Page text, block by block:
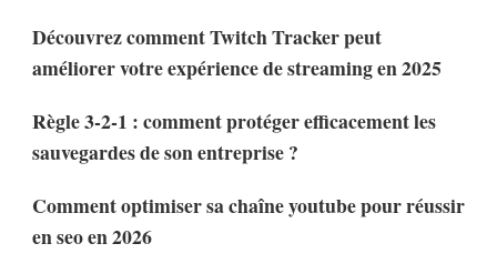
Découvrez comment Twitch Tracker peut
améliorer votre expérience de streaming en 2025
Règle 3-2-1 : comment protéger efficacement les
sauvegardes de son entreprise ?
Comment optimiser sa chaîne youtube pour réussir
en seo en 2026